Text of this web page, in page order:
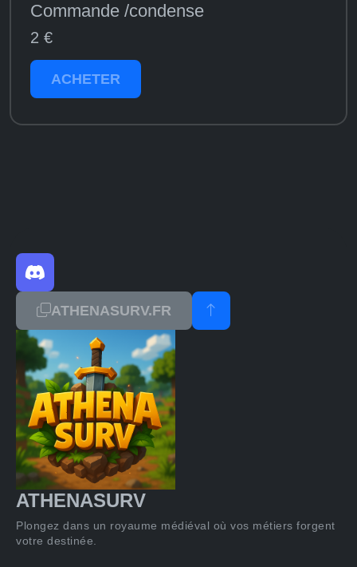
Commande /condense
2 €
ACHETER
ATHENASURV.FR
ATHENASURV
Plongez dans un royaume médiéval où vos métiers forgent
votre destinée.